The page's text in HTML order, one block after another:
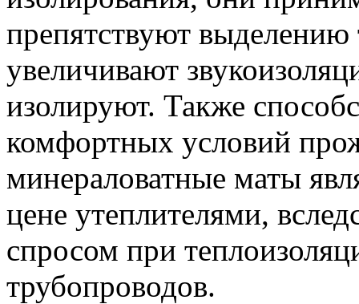
препятствуют
увеличивают
изолируют. Также
комфортных условий
минераловатные маты
цене утеплителями,
спросом при
трубопроводов.